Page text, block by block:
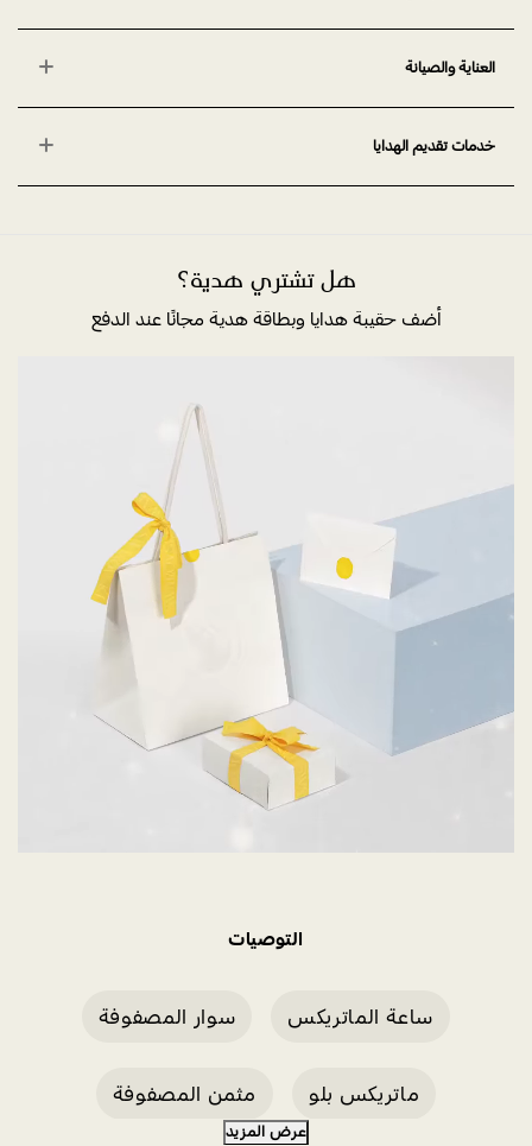
العناية والصيانة
خدمات تقديم الهدايا
هل تشتري هدية؟
أضف حقيبة هدايا وبطاقة هدية مجانًا عند الدفع
التوصيات
ساعة الماتريكس سوار المصفوفة
ماتريكس بلو مثمن المصفوفة
عرض المزيد